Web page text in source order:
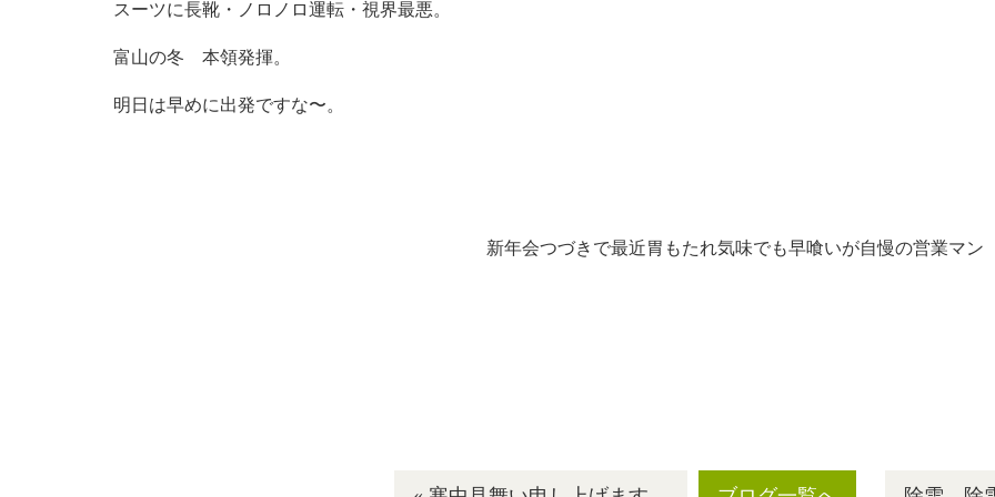
スーツに長靴・ノロノロ運転・視界最悪。
富山の冬 本領発揮。
明日は早めに出発ですな〜。
新年会つづきで最近胃もたれ気味でも早喰いが自慢の営業マン